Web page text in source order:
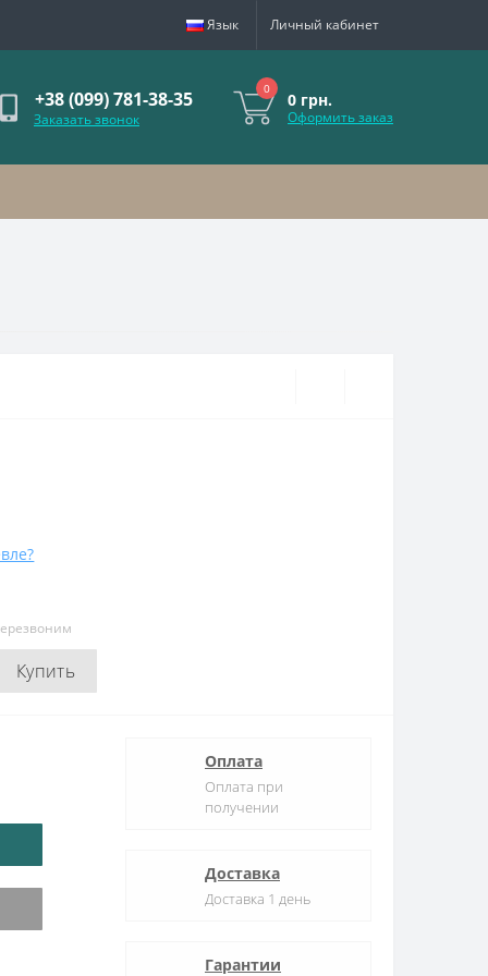
Язык Личный кабинет
+38 (099) 781-38-35
Заказать звонок
0
0 грн.
Оформить заказ
Купить
Оплата
Оплата при
получении
Доставка
Доставка 1 день
Гарантии